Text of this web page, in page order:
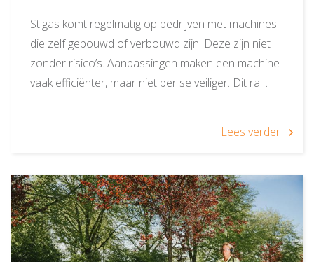
Stigas komt regelmatig op bedrijven met machines
die zelf gebouwd of verbouwd zijn. Deze zijn niet
zonder risico’s. Aanpassingen maken een machine
vaak efficiënter, maar niet per se veiliger. Dit ra…
Lees verder